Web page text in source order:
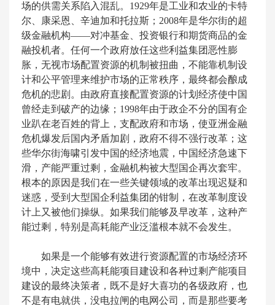
场的供需关系陷入混乱。1929年是工业和农业的卡特
尔、康采恩、辛迪加和托拉斯；2008年是华尔街的超
级金融机构——对冲基金、投资银行和期货商品的金
融投机者。任何一个政府放任这些利益集团恶性膨
胀，无视市场配置资源的机制被扭曲，不能靠机制设
计和公平管理来维护市场的正常秩序，最终都会酿成
危机的悲剧。由政府直接配置资源的计划经济使中国
曾经走到破产的边缘；1998年由于政企不分的国有企
业趴在老百姓的背上，支配政府和市场，使亚洲金融
危机爆发后国内矛盾加剧，政府不得不强行改革；这
些华尔街海啸引发中国的经济地震，中国经济急速下
滑，产能严重过剩，金融机构被大型国企再次套牢。
根本的原因是我们在一些关键领域的改革出现迟疑和
迷惑，受到大型国企利益集团的钳制，在改革制度设
计上又被他们操纵。如果我们能够及早改革，这种产
能过剩，特别是高耗能产业泛滥根本就不会发生。
如果是一个能够有效进行资源配置的市场经济环
境中，决定这些高耗能项目建设和各种过剩产能项目
建设的最终决策者，既不是好大喜功的各级政府，也
不是有电就供，没电拉闸的电网公司，而是那些要考